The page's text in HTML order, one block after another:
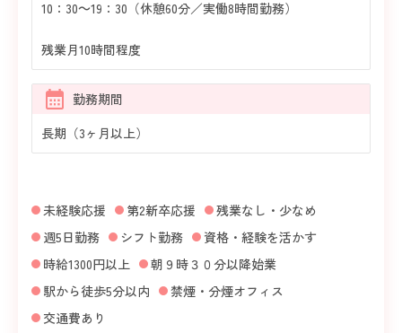
10：30～19：30（休憩60分／実働8時間勤務）
残業月10時間程度
勤務期間
長期（3ヶ月以上）
未経験応援 第2新卒応援
残業なし・少なめ
週5日勤務
シフト勤務
資格・経験を活かす
時給1300円以上
朝９時３０分以降始業
駅から徒歩5分以内
禁煙・分煙オフィス
交通費あり